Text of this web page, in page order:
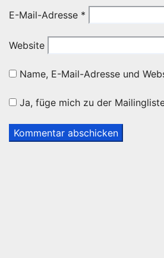
E-Mail-Adresse *
Website
Name, E-Mail-Adresse und
Ja, füge mich zu der